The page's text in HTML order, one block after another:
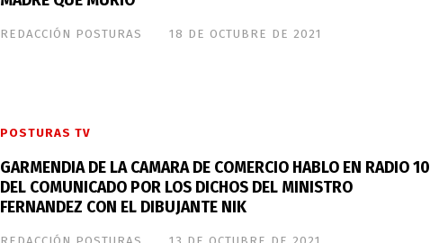
REDACCIÓN POSTURAS 18 DE OCTUBRE DE 2021
GARMENDIA DE LA CAMARA DE COMERCIO HABLO EN RADIO 10
DEL COMUNICADO POR LOS DICHOS DEL MINISTRO
FERNANDEZ CON EL DIBUJANTE NIK
POSTURAS TV